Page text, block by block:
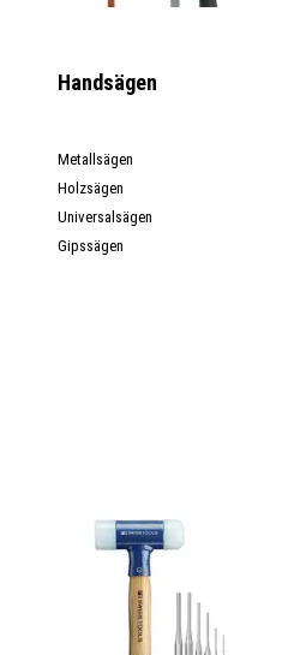
Handsägen
Metallsägen
Holzsägen
Universalsägen
Gipssägen